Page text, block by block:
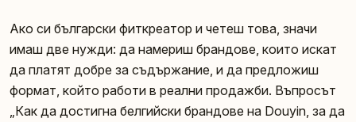
Ако си български фиткреатор и четеш това, значи
имаш две нужди: да намериш брандове, които искат
да платят добре за съдържание, и да предложиш
формат, който работи в реални продажби. Въпросът
„Как да достигна белгийски брандове на Douyin, за да